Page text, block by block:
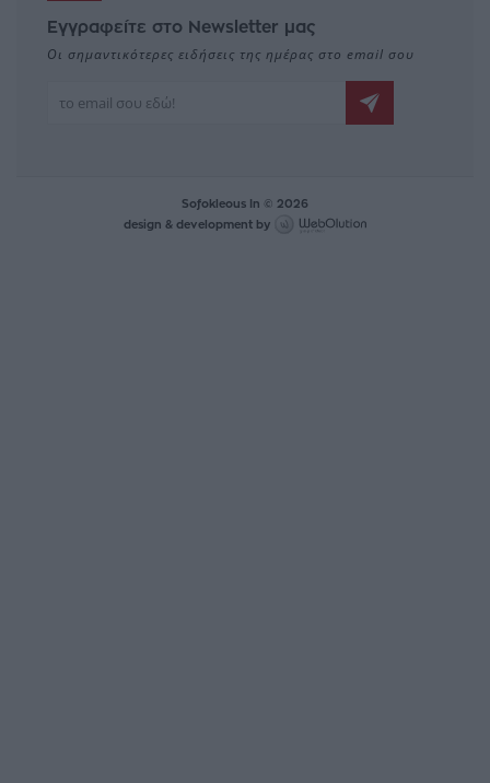
Εγγραφείτε στο Newsletter μας
Οι σημαντικότερες ειδήσεις της ημέρας στο email σου
Sofokleous In © 2026
design & development by